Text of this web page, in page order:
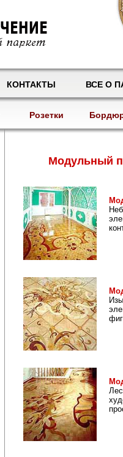
КОНТАКТЫ ВСЕ О
Розетки
Модульный